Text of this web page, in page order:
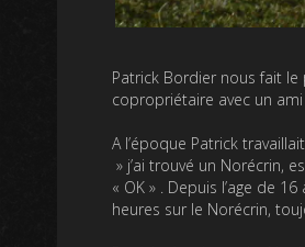
Patrick Bordier nous fait
copropriétaire avec un
A l’époque Patrick
» j’ai trouvé un Norécrin,
« OK » . Depuis l’age de
heures sur le Norécrin,